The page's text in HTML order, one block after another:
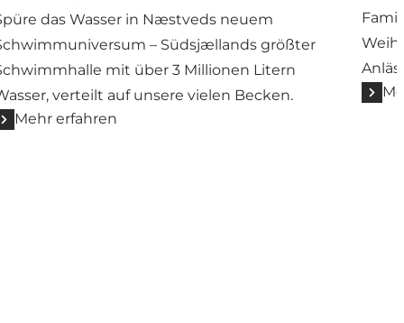
das Wasser in Næstveds neuem
– Südsjællands größter
mit über 3 Millionen Litern
verteilt auf unsere vielen Becken.
Mehr erfahren